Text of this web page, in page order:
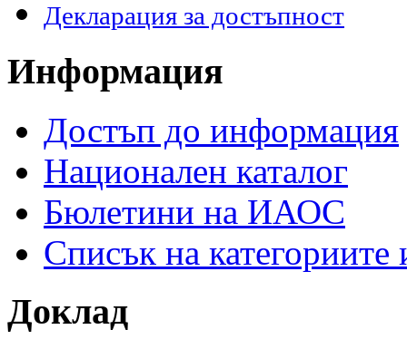
Декларация за достъпност
Информация
Достъп до информация
Национален каталог
Бюлетини на ИАОС
Списък на
Доклад